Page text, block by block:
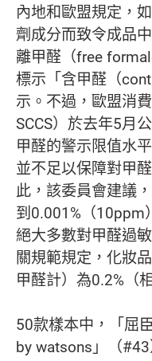
內地和歐盟規定，
劑成分而致令成品
離甲醛（free
標示「含甲醛（
示。不過，歐盟消
SCCS）於去年5月
甲醛的警示限值水
並不足以保障對甲
此，該委員會建議
到0.001%（10ppm
絕大多數對甲醛過
關規範規定，化妝
甲醛計）為0.2%（
50款樣本中，「屈
by watsons」（